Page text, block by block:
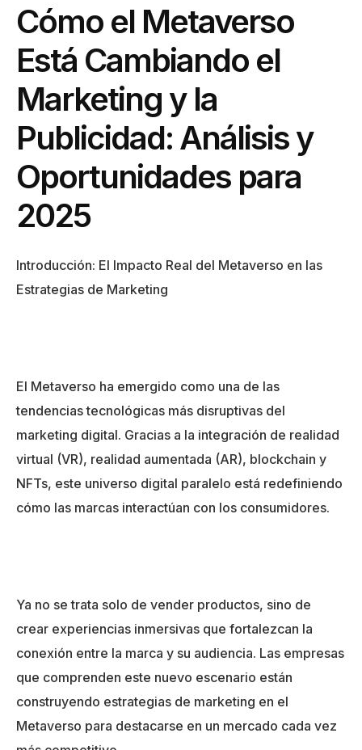
Cómo el Metaverso
Está Cambiando el
Marketing y la
Publicidad: Análisis y
Oportunidades para
2025
Introducción: El Impacto Real del Metaverso en las
Estrategias de Marketing
El Metaverso ha emergido como una de las
tendencias tecnológicas más disruptivas del
marketing digital. Gracias a la integración de realidad
virtual (VR), realidad aumentada (AR), blockchain y
NFTs, este universo digital paralelo está redefiniendo
cómo las marcas interactúan con los consumidores.
Ya no se trata solo de vender productos, sino de
crear experiencias inmersivas que fortalezcan la
conexión entre la marca y su audiencia. Las empresas
que comprenden este nuevo escenario están
construyendo estrategias de marketing en el
Metaverso para destacarse en un mercado cada vez